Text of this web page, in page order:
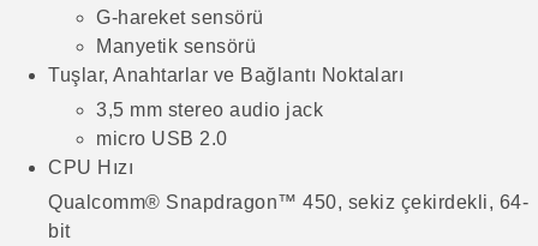
G-hareket sensörü
Manyetik sensörü
Tuşlar, Anahtarlar ve Bağlantı Noktaları
3,5 mm stereo audio jack
micro USB 2.0
CPU Hızı
Qualcomm® Snapdragon™ 450, sekiz çekirdekli, 64-
bit